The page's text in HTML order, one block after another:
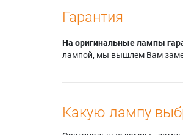
Гарантия
На оригинальные лампы
лампой, мы вышлем Вам
Какую лампу